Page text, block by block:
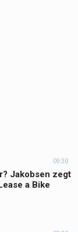
09:30
Jakobsen zegt
a Bike